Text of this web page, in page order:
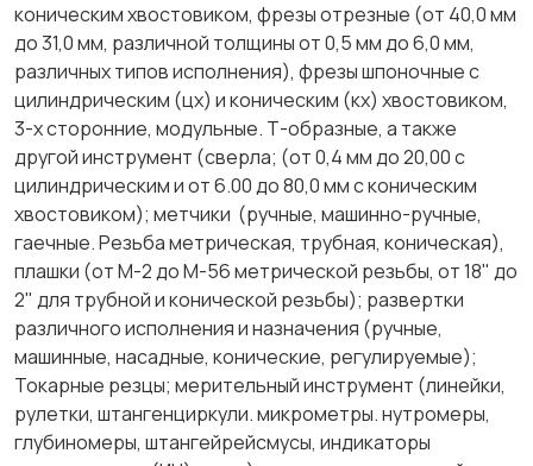
коническим хвостовиком, фрезы отрезные (от 40,0 мм
до 31,0 мм, различной толщины от 0,5 мм до 6,0 мм,
различных типов исполнения), фрезы шпоночные с
цилиндрическим (цх) и коническим (кх) хвостовиком,
3-х сторонние, модульные. Т-образные, а также
другой инструмент (сверла; (от 0,4 мм до 20,00 с
цилиндрическим и от 6.00 до 80,0 мм с коническим
хвостовиком); метчики (ручные, машинно-ручные,
гаечные. Резьба метрическая, трубная, коническая),
плашки (от М-2 до М-56 метрической резьбы, от 18" до
2" для трубной и конической резьбы); развертки
различного исполнения и назначения (ручные,
машинные, насадные, конические, регулируемые);
Токарные резцы; мерительный инструмент (линейки,
рулетки, штангенциркули. микрометры. нутромеры,
глубиномеры, штангейрейсмусы, индикаторы